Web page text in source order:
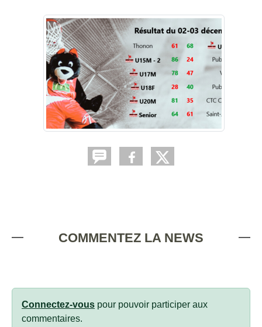
COMMENTEZ LA NEWS
Connectez-vous pour pouvoir participer aux
commentaires.